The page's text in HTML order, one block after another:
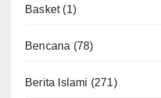
Basket(1)
Bencana (78)
Berita Islami (271)